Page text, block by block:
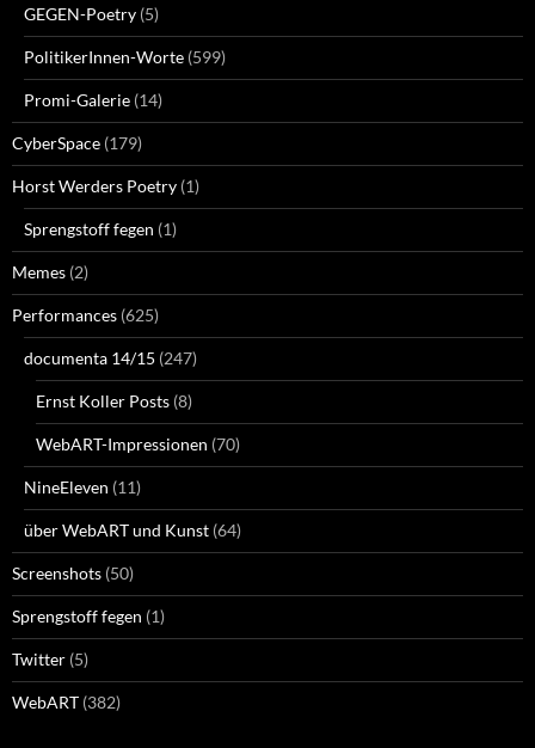
GEGEN-Poetry (5)
PolitikerInnen-Worte (599)
Promi-Galerie (14)
CyberSpace (179)
Horst Werders Poetry (1)
Sprengstoff fegen (1)
Memes (2)
Performances (625)
documenta 14/15 (247)
Ernst Koller Posts (8)
WebART-Impressionen (70)
NineEleven (11)
über WebART und Kunst (64)
Screenshots (50)
Sprengstoff fegen (1)
Twitter (5)
WebART (382)